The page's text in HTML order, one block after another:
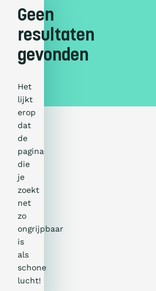
Geen
resultaten
gevonden
Het
lijkt
erop
dat
de
pagina
die
je
zoekt
net
zo
ongrijpbaar
is
als
schone
lucht!